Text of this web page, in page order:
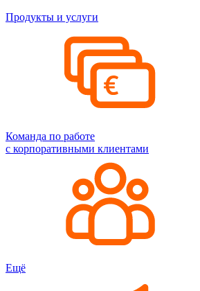
Продукты и услуги
Команда по работе
с корпоративными клиентами
Ещё